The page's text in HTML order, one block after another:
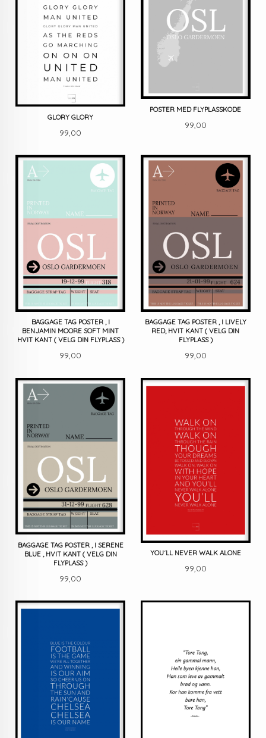
GLORY GLORY
Pris
99,00
POSTER MED FLYPLASSKODE
Pris
99,00
BAGGAGE TAG POSTER , I
BENJAMIN MOORE SOFT MINT
HVIT KANT ( VELG DIN FLYPLASS )
Pris
99,00
BAGGAGE TAG POSTER , I LIVELY
RED, HVIT KANT ( VELG DIN
FLYPLASS )
Pris
99,00
BAGGAGE TAG POSTER , I SERENE
BLUE , HVIT KANT ( VELG DIN
FLYPLASS )
Pris
99,00
YOU´LL NEVER WALK ALONE
Pris
99,00